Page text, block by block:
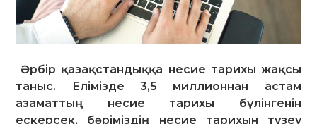
Әрбір қазақстандыққа несие тарихы жақсы
таныс. Елімізде 3,5 миллионнан астам
азаматтың несие тарихы бүлінгенін
ескерсек, бәріміздің несие тарихын түзеу